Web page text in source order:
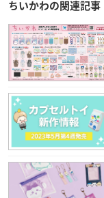
ちいかわの関連記事